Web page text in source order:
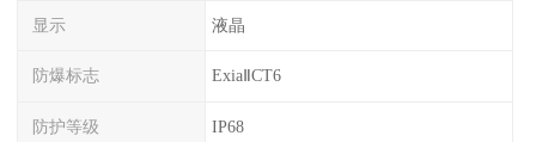
显示 液晶
防爆标志 ExiaⅡCT6
防护等级 IP68